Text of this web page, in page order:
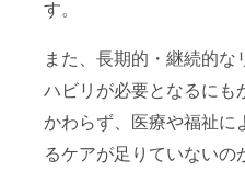
す。
また、長期的・継続的な
ハビリが必要となるにも
かわらず、医療や福祉に
るケアが足りていないの